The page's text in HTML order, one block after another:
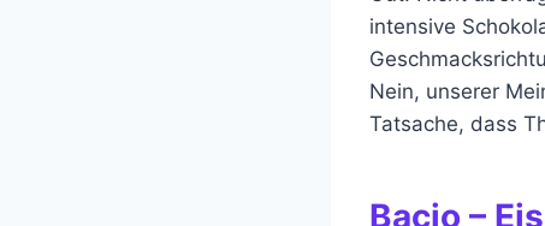
intensive
Nein, unserer
Tatsache, dass
Bacio –